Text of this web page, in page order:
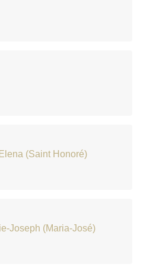
(Saint Honoré)
Joseph (Maria-José)